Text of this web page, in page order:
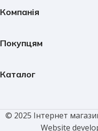
Компанія
Покупцям
Каталог
© 2025 Інтернет
Website